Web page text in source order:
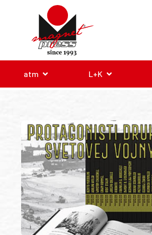
atm L+K